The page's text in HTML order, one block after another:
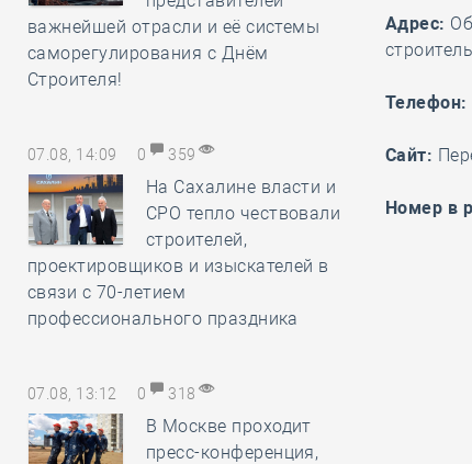
важнейшей отрасли и её системы
саморегулирования с Днём
Строителя!
07.08, 14:09 0 359
На Сахалине власти и
СРО тепло чествовали
строителей,
проектировщиков и изыскателей в
связи с 70-летием
профессионального праздника
07.08, 13:12 0 318
В Москве проходит
пресс-конференция,
Адрес:
Телефон:
Cайт:
Номер в